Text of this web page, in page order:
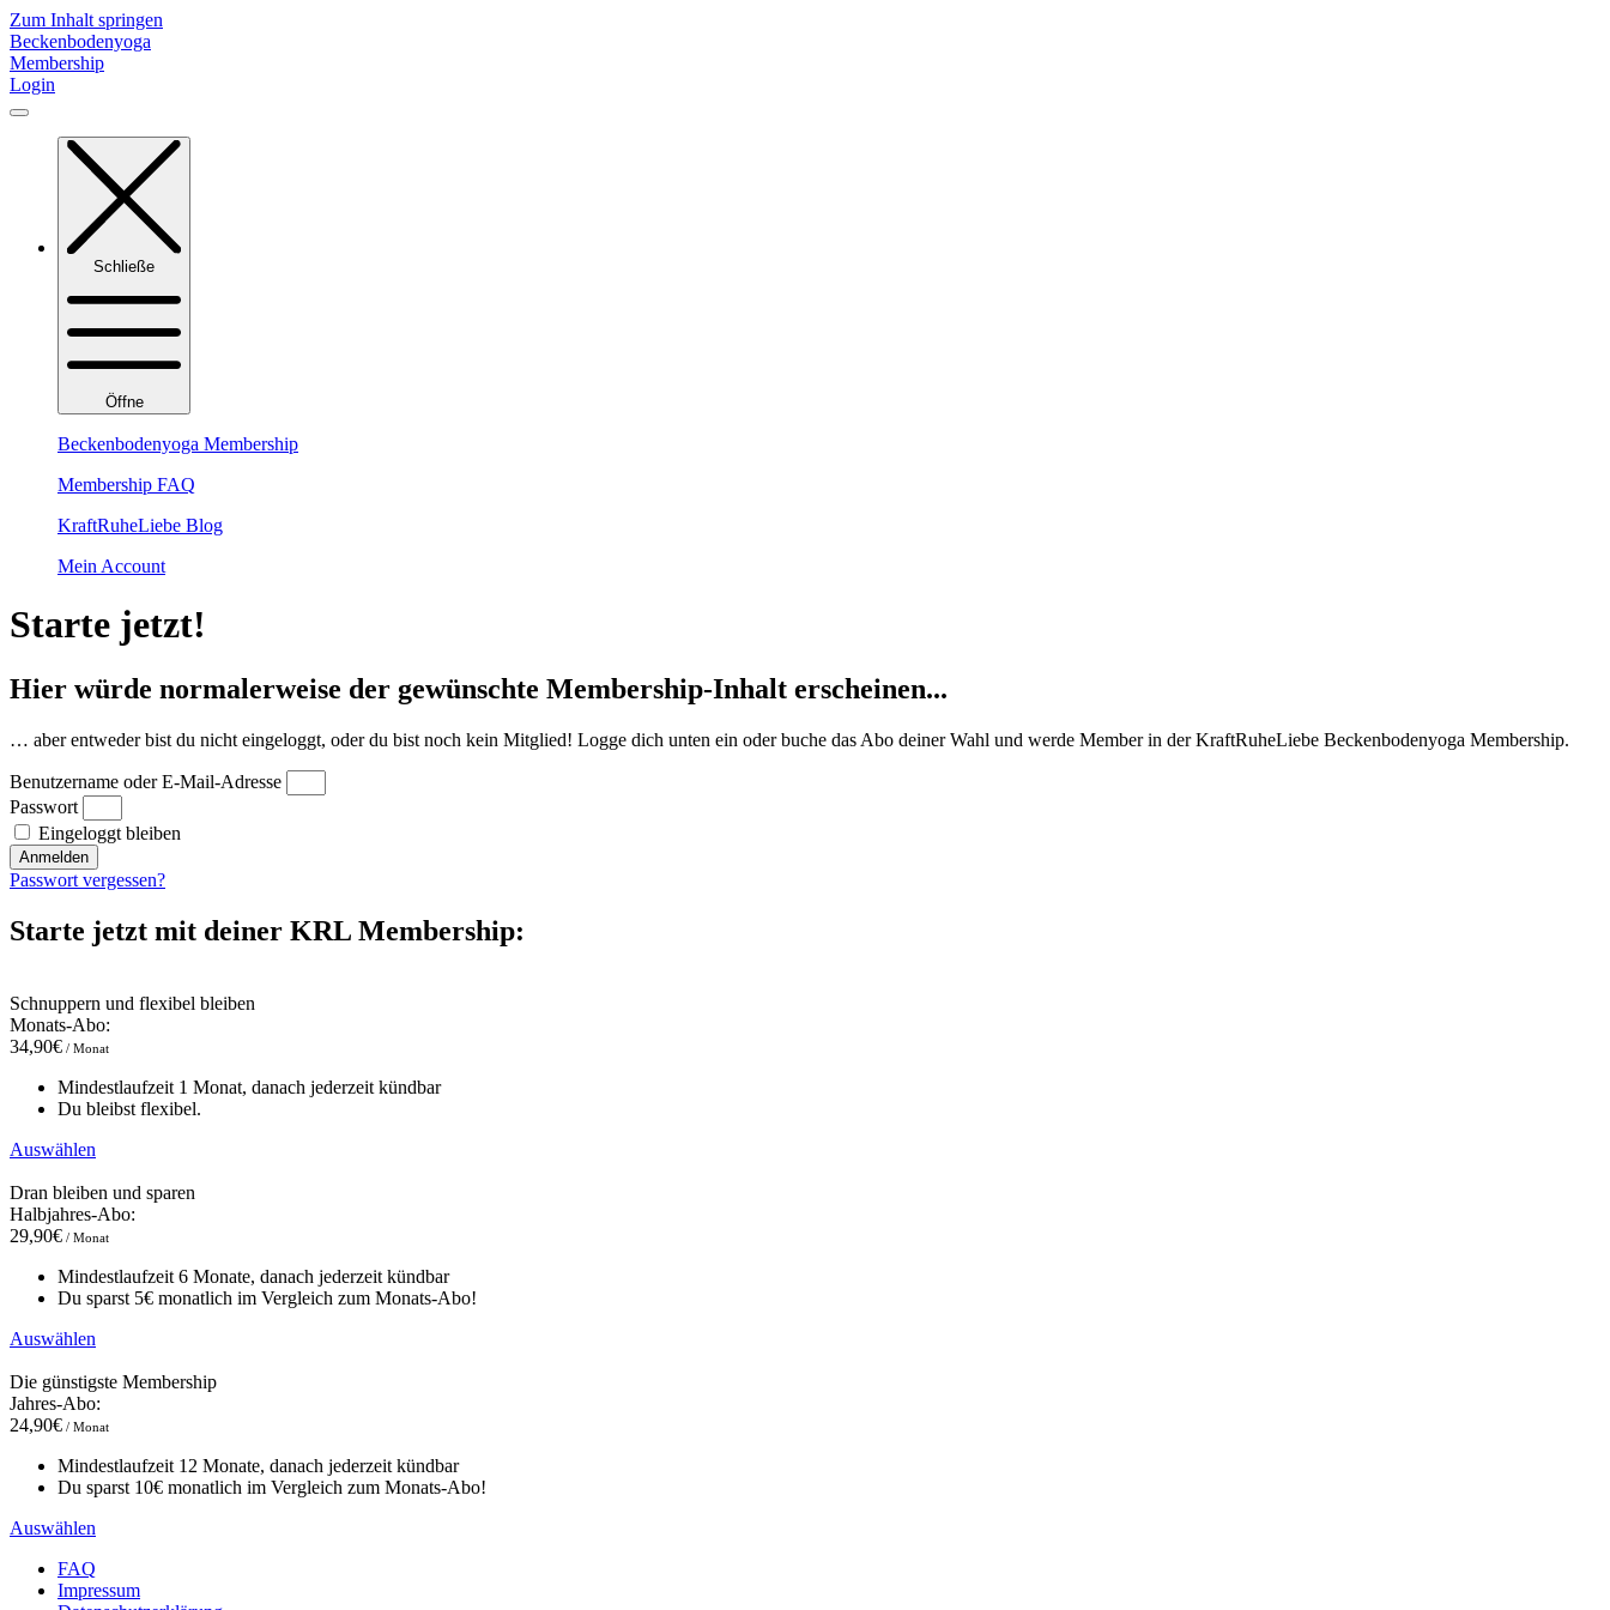
Zum Inhalt springen
Beckenbodenyoga
Membership
Login
Schließe
Öffne
Beckenbodenyoga Membership
Membership FAQ
KraftRuheLiebe Blog
Mein Account
Starte jetzt!
Hier würde normalerweise der gewünschte Membership-Inhalt erscheinen...
… aber entweder bist du nicht eingeloggt, oder du bist noch kein Mitglied! Logge dich unten ein oder buche das Abo deiner Wahl und werde Member in der KraftRuheLiebe Beckenbodenyoga Membership.
Benutzername oder E-Mail-Adresse
Passwort
Eingeloggt bleiben
Anmelden
Passwort vergessen?
Starte jetzt mit deiner KRL Membership:
Schnuppern und flexibel bleiben
Monats-Abo:
34,90€ / Monat
Mindestlaufzeit 1 Monat, danach jederzeit kündbar
Du bleibst flexibel.
Auswählen
Dran bleiben und sparen
Halbjahres-Abo:
29,90€ / Monat
Mindestlaufzeit 6 Monate, danach jederzeit kündbar
Du sparst 5€ monatlich im Vergleich zum Monats-Abo!
Auswählen
Die günstigste Membership
Jahres-Abo:
24,90€ / Monat
Mindestlaufzeit 12 Monate, danach jederzeit kündbar
Du sparst 10€ monatlich im Vergleich zum Monats-Abo!
Auswählen
FAQ
Impressum